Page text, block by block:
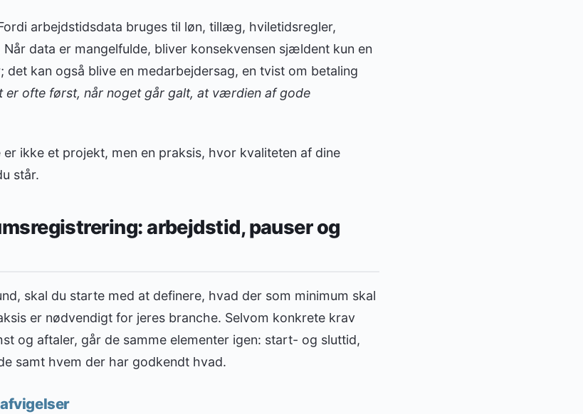
arbejdstidsdata bruges til løn, tillæg, hviletidsregler,
data er mangelfulde, bliver konsekvensen sjældent kun en
kan også blive en medarbejdersag, en tvist om betaling
er ofte først, når noget går galt, at værdien af gode
ikke et projekt, men en praksis, hvor kvaliteten af dine
står.
arbejdstid, pauser og
skal du starte med at definere, hvad der som minimum skal
er nødvendigt for jeres branche. Selvom konkrete krav
og aftaler, går de samme elementer igen: start- og sluttid,
samt hvem der har godkendt hvad.